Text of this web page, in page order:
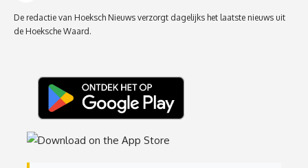
De redactie van Hoeksch Nieuws verzorgt dagelijks het laatste nieuws uit
de Hoeksche Waard.